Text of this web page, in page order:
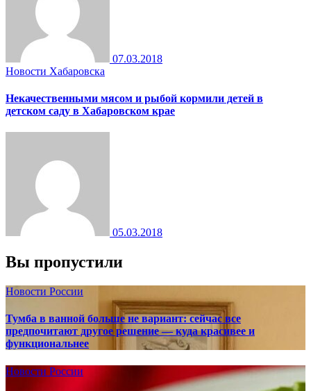
07.03.2018
Новости Хабаровска
Некачественными мясом и рыбой кормили детей в
детском саду в Хабаровском крае
05.03.2018
Вы пропустили
Новости России
Тумба в ванной больше не вариант: сейчас все
предпочитают другое решение — куда красивее и
функциональнее
Новости России